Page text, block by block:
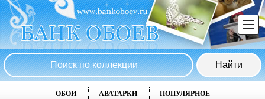
ОБОИ АВАТАРКИ ПОПУЛЯРНОЕ